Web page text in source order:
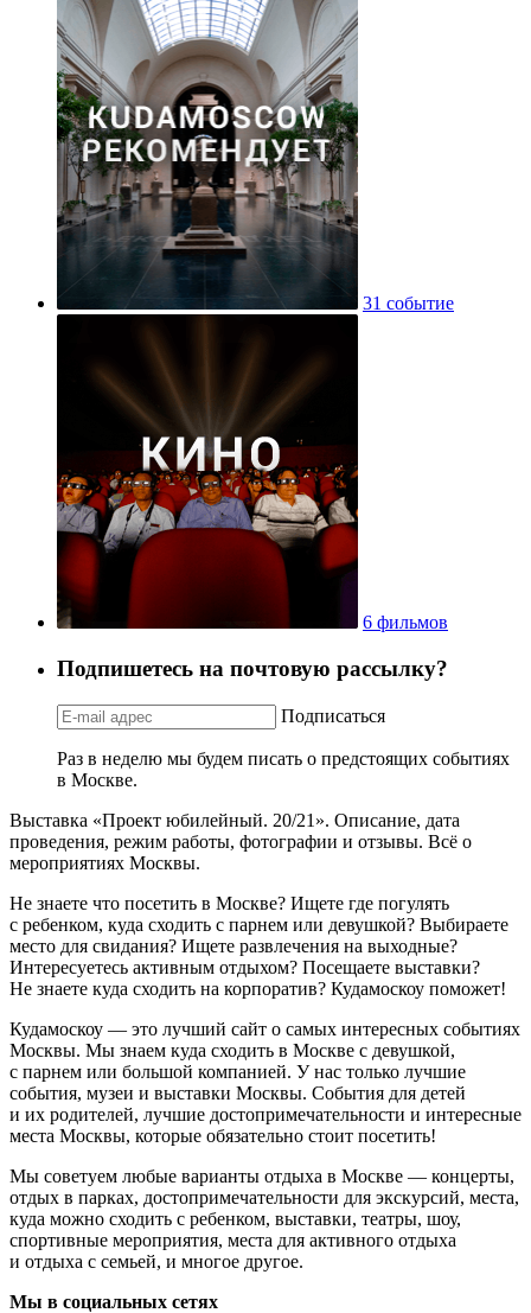
31 событие
6 фильмов
Подпишетесь на почтовую рассылку?
Подписаться
Раз в неделю мы будем писать о предстоящих событиях
в Москве.
Выставка «Проект юбилейный. 20/21». Описание, дата
проведения, режим работы, фотографии и отзывы. Всё о
мероприятиях Москвы.
Не знаете что посетить в Москве? Ищете где погулять
с ребенком, куда сходить с парнем или девушкой? Выбираете
место для свидания? Ищете развлечения на выходные?
Интересуетесь активным отдыхом? Посещаете выставки?
Не знаете куда сходить на корпоратив? Кудамоскоу поможет!
Кудамоскоу — это лучший сайт о самых интересных событиях
Москвы. Мы знаем куда сходить в Москве с девушкой,
с парнем или большой компанией. У нас только лучшие
события, музеи и выставки Москвы. События для детей
и их родителей, лучшие достопримечательности и интересные
места Москвы, которые обязательно стоит посетить!
Мы советуем любые варианты отдыха в Москве — концерты,
отдых в парках, достопримечательности для экскурсий, места,
куда можно сходить с ребенком, выставки, театры, шоу,
спортивные мероприятия, места для активного отдыха
и отдыха с семьей, и многое другое.
Мы в социальных сетях